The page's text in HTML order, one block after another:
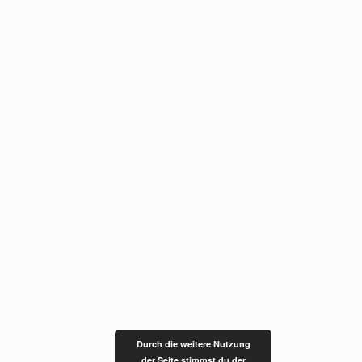
Durch die weitere Nutzung